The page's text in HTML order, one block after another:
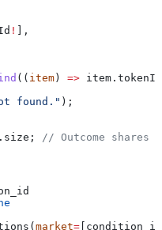
!
],
(( item ) => item . tokenId
found." );
. size ; // Outcome shares
market=